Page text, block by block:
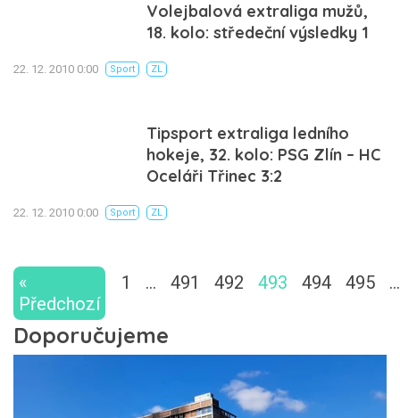
Volejbalová extraliga mužů,
18. kolo: středeční výsledky 1
22. 12. 2010 0:00 Sport ZL
Tipsport extraliga ledního
hokeje, 32. kolo: PSG Zlín – HC
Oceláři Třinec 3:2
22. 12. 2010 0:00 Sport ZL
«
Předchozí
1 … 491 492 493 494 495 …